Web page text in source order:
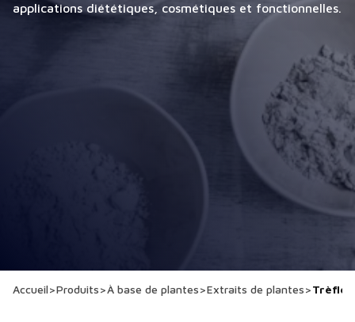
applications diététiques, cosmétiques et fonctionnelles.
Accueil>Produits>À base de plantes>Extraits de plantes>Trèfle